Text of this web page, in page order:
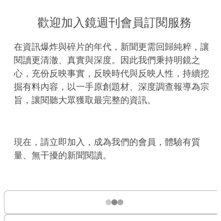
歡迎加入鏡週刊會員訂閱服務
在資訊爆炸與碎片的年代，新聞更需回歸純粹，讓
閱讀更清澈、真實與深度。因此我們秉持明鏡之
心，充份反映事實，反映時代與反映人性，持續挖
掘有料內容，以一手原創題材、深度調查報導為宗
旨，讓閱聽大眾獲取最完整的資訊。
現在，請立即加入，成為我們的會員，體驗有質
量、無干擾的新聞閱讀。